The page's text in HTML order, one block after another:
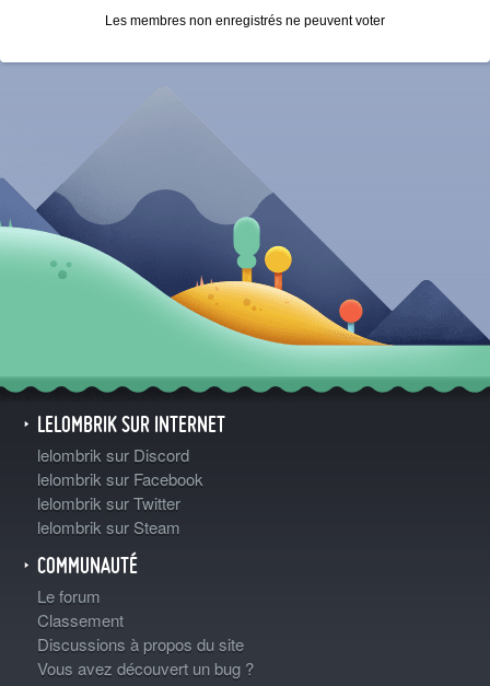
Les membres non enregistrés ne peuvent voter
LELOMBRIK SUR INTERNET
lelombrik sur Discord
lelombrik sur Facebook
lelombrik sur Twitter
lelombrik sur Steam
COMMUNAUTÉ
Le forum
Classement
Discussions à propos du site
Vous avez découvert un bug ?